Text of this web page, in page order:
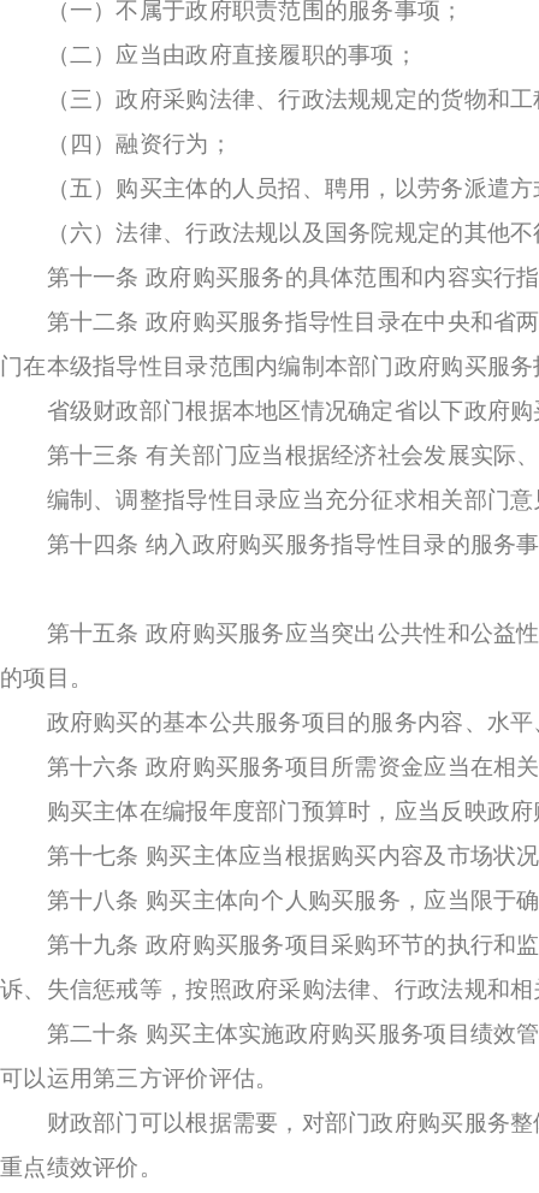
（一）不属于政府职责范围的服务事项；
（二）应当由政府直接履职的事项；
（三）政府采购法律、行政法规规定的货物和工
（四）融资行为；
（五）购买主体的人员招、聘用，以劳务派遣方
（六）法律、行政法规以及国务院规定的其他不
第十一条 政府购买服务的具体范围和内容实行
第十二条 政府购买服务指导性目录在中央和省两
门在本级指导性目录范围内编制本部门政府购买服
省级财政部门根据本地区情况确定省以下政府购
第十三条 有关部门应当根据经济社会发展实际、
编制、调整指导性目录应当充分征求相关部门意
第十四条 纳入政府购买服务指导性目录的服务
第十五条 政府购买服务应当突出公共性和公益性
的项目。
政府购买的基本公共服务项目的服务内容、水平
第十六条 政府购买服务项目所需资金应当在相关
购买主体在编报年度部门预算时，应当反映政府
第十七条 购买主体应当根据购买内容及市场状况
第十八条 购买主体向个人购买服务，应当限于确
第十九条 政府购买服务项目采购环节的执行和监
诉、失信惩戒等，按照政府采购法律、行政法规和
第二十条 购买主体实施政府购买服务项目绩效管
可以运用第三方评价评估。
财政部门可以根据需要，对部门政府购买服务整
重点绩效评价。